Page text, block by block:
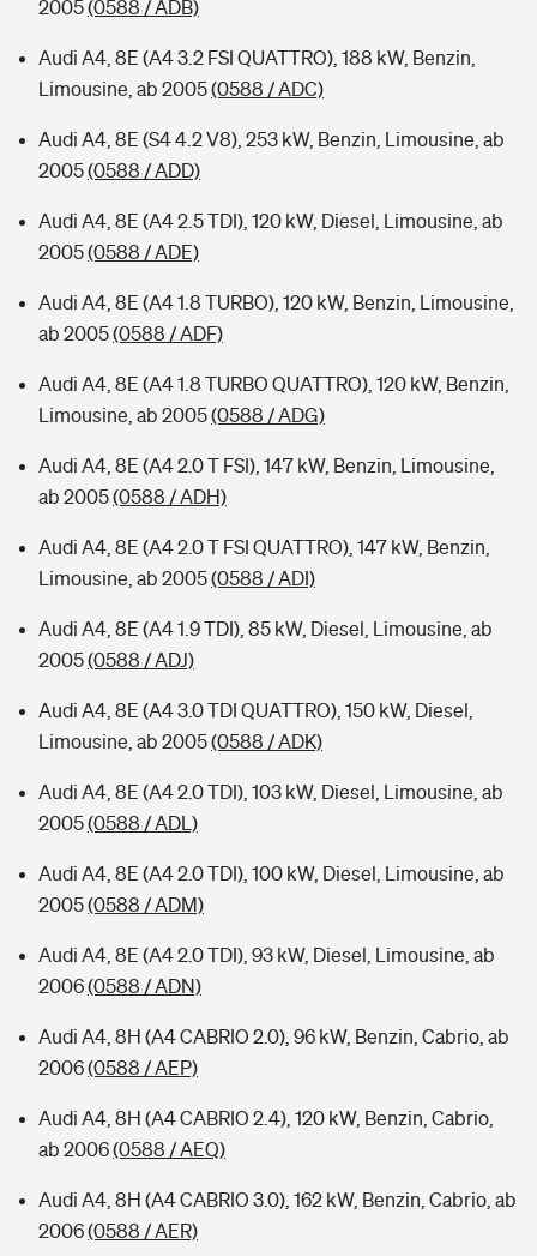
2005(0588 / ADB)
Audi A4, 8E (A4 3.2 FSI QUATTRO), 188 kW, Benzin,
Limousine, ab 2005(0588 / ADC)
Audi A4, 8E (S4 4.2 V8), 253 kW, Benzin, Limousine, ab
2005(0588 / ADD)
Audi A4, 8E (A4 2.5 TDI), 120 kW, Diesel, Limousine, ab
2005(0588 / ADE)
Audi A4, 8E (A4 1.8 TURBO), 120 kW, Benzin, Limousine,
ab 2005(0588 / ADF)
Audi A4, 8E (A4 1.8 TURBO QUATTRO), 120 kW, Benzin,
Limousine, ab 2005(0588 / ADG)
Audi A4, 8E (A4 2.0 T FSI), 147 kW, Benzin, Limousine,
ab 2005(0588 / ADH)
Audi A4, 8E (A4 2.0 T FSI QUATTRO), 147 kW, Benzin,
Limousine, ab 2005(0588 / ADI)
Audi A4, 8E (A4 1.9 TDI), 85 kW, Diesel, Limousine, ab
2005(0588 / ADJ)
Audi A4, 8E (A4 3.0 TDI QUATTRO), 150 kW, Diesel,
Limousine, ab 2005(0588 / ADK)
Audi A4, 8E (A4 2.0 TDI), 103 kW, Diesel, Limousine, ab
2005(0588 / ADL)
Audi A4, 8E (A4 2.0 TDI), 100 kW, Diesel, Limousine, ab
2005(0588 / ADM)
Audi A4, 8E (A4 2.0 TDI), 93 kW, Diesel, Limousine, ab
2006(0588 / ADN)
Audi A4, 8H (A4 CABRIO 2.0), 96 kW, Benzin, Cabrio, ab
2006(0588 / AEP)
Audi A4, 8H (A4 CABRIO 2.4), 120 kW, Benzin, Cabrio,
ab 2006(0588 / AEQ)
Audi A4, 8H (A4 CABRIO 3.0), 162 kW, Benzin, Cabrio, ab
2006(0588 / AER)